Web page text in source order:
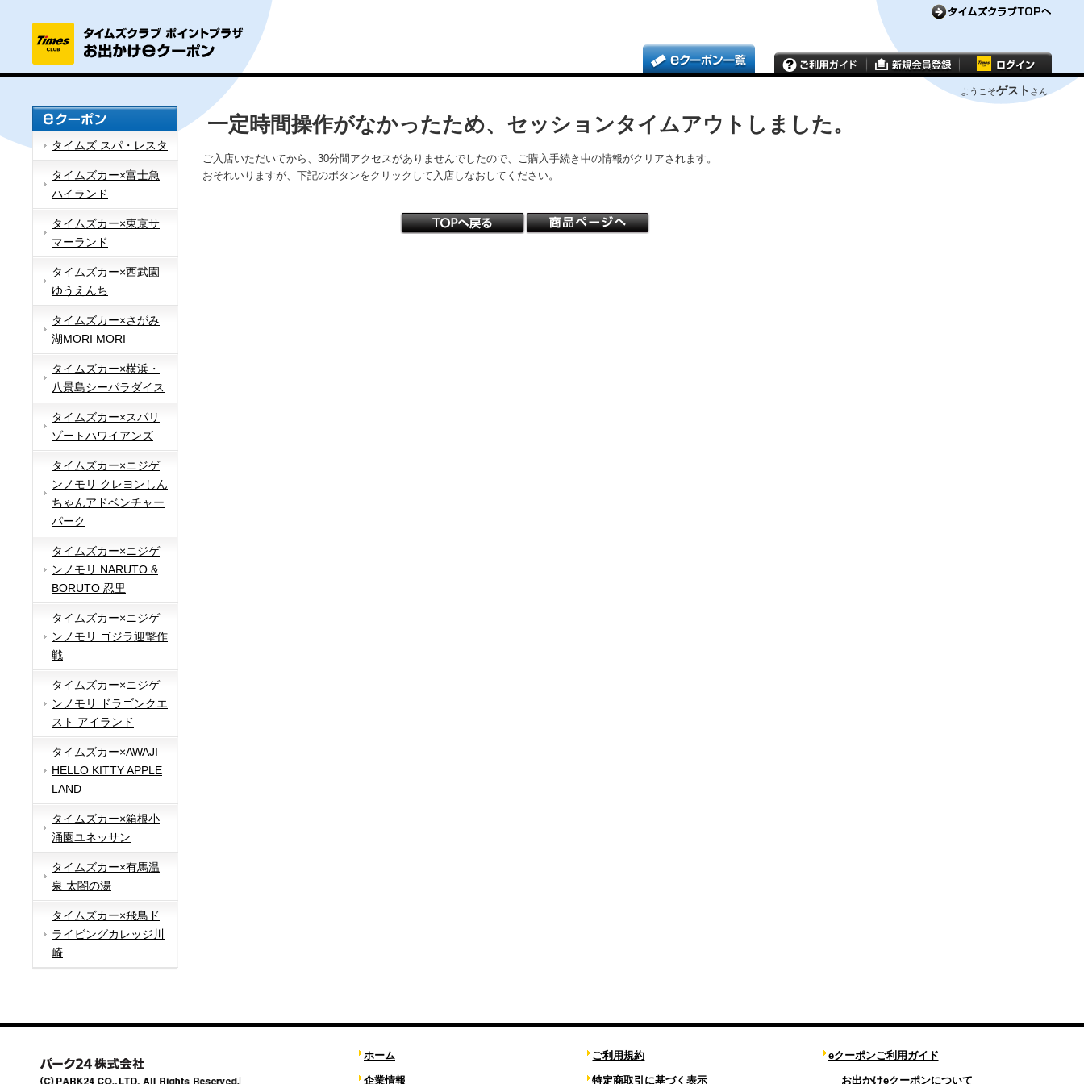
ようこそゲスト さん
タイムズ スパ・レスタ
タイムズカー×富士急
ハイランド
タイムズカー×東京サ
マーランド
タイムズカー×西武園
ゆうえんち
タイムズカー×さがみ
湖MORI MORI
タイムズカー×横浜・
八景島シーパラダイス
タイムズカー×スパリ
ゾートハワイアンズ
タイムズカー×ニジゲ
ンノモリ クレヨンしん
ちゃんアドベンチャー
パーク
タイムズカー×ニジゲ
ンノモリ NARUTO &
BORUTO 忍里
タイムズカー×ニジゲ
ンノモリ ゴジラ迎撃作
戦
タイムズカー×ニジゲ
ンノモリ ドラゴンクエ
スト アイランド
タイムズカー×AWAJI
HELLO KITTY APPLE
LAND
タイムズカー×箱根小
涌園ユネッサン
タイムズカー×有馬温
泉 太閤の湯
タイムズカー×飛鳥ド
ライビングカレッジ川
崎
一定時間操作がなかったため、セッションタイムアウトしました。
ご入店いただいてから、30分間アクセスがありませんでしたので、ご購入手続き中の情報がクリアされます。
おそれいりますが、下記のボタンをクリックして入店しなおしてください。
ホーム
企業情報
ご利用規約
特定商取引に基づく表示
eクーポンご利用ガイド
お出かけeクーポンについて